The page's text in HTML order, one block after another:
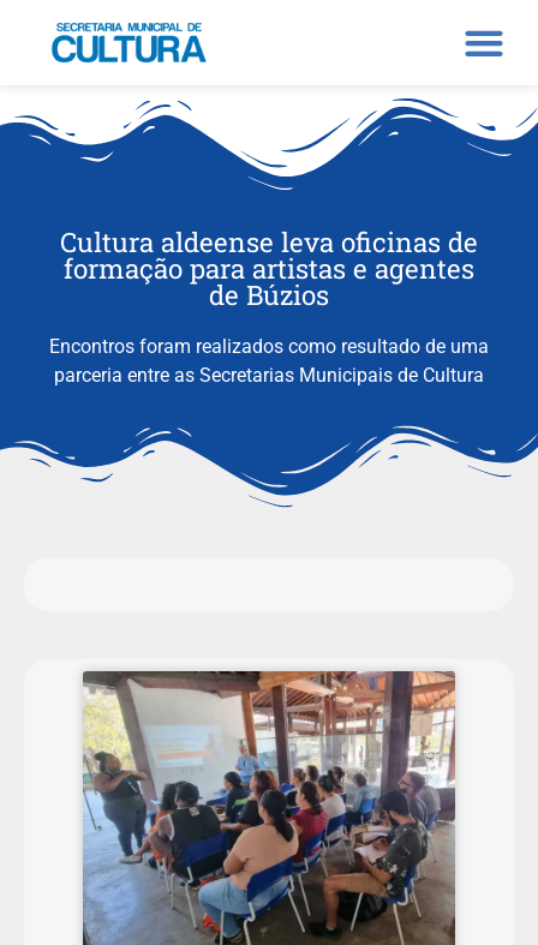
Cultura aldeense leva oficinas de
formação para artistas e agentes
de Búzios
Encontros foram realizados como resultado de uma
parceria entre as Secretarias Municipais de Cultura